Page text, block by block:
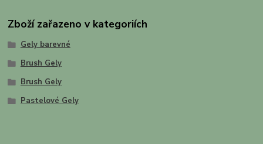
Zboží zařazeno v kategoriích
Gely barevné
Brush Gely
Brush Gely
Pastelové Gely